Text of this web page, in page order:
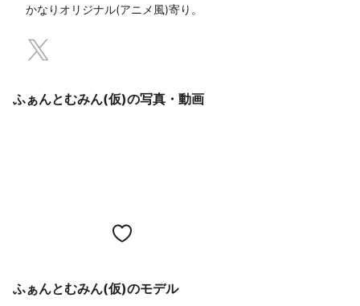
かなりオリジナル(アニメ風)寄り。
ふぁんとむみん(仮)の写真・動画
ふぁんとむみん(仮)のモデル